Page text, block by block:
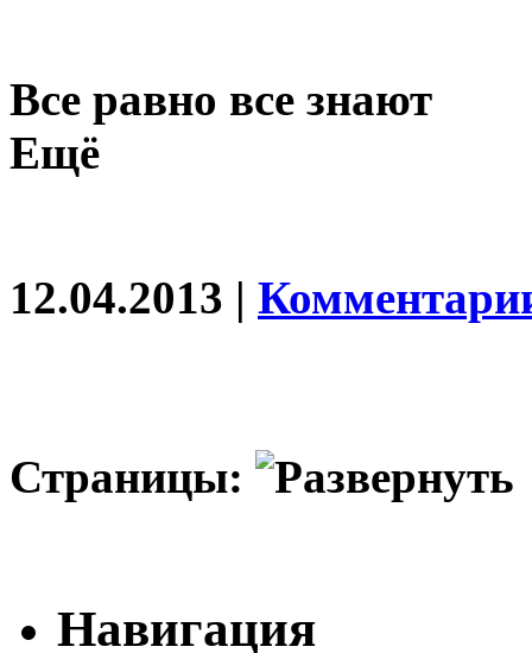
Все равно все знают
Ещё
12.04.2013 |
Страницы:
Навигация